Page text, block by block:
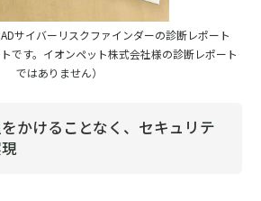
サイバーリスクファインダーの診断レポート
です。イオンペット株式会社様の診断レポート
ではありません）
かけることなく、セキュリテ